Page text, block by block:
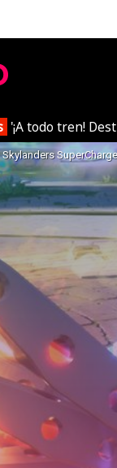
'¡A todo tren!
Skylanders